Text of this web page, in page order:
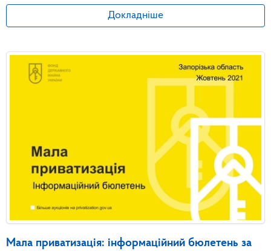
Докладніше
Мала приватизація: інформаційний бюлетень за